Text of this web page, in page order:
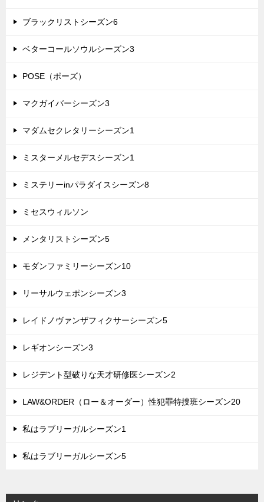
ブラックリストシーズン6
ベターコールソウルシーズン3
POSE（ポーズ）
マクガイバーシーズン3
マダムセクレタリーシーズン1
ミスターメルセデスシーズン1
ミステリーinパラダイスシーズン8
ミセスウィルソン
メンタリストシーズン5
モダンファミリーシーズン10
リーサルウェポンシーズン3
レイドノヴァンザフィクサーシーズン5
レギオンシーズン3
レジデント型破りな天才研修医シーズン2
LAW&ORDER（ロー＆オーダー）性犯罪特捜班シーズン20
私はラブリーガルシーズン1
私はラブリーガルシーズン5